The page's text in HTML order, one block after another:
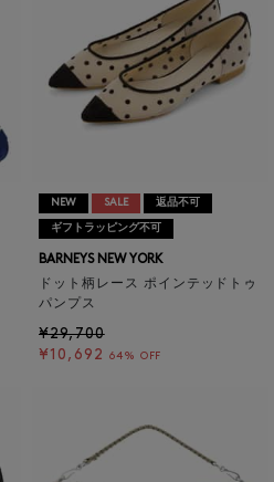
NEW SALE 返品不可
ギフトラッピング不可
BARNEYS NEW YORK
ドット柄レース ポインテッドトゥ
パンプス
¥29,700
¥10,692
64% OFF